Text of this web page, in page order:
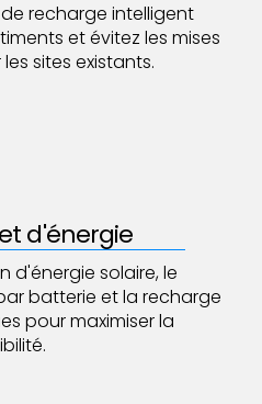
recharge intelligent
et évitez les mises
sites existants.
d'énergie
d'énergie solaire, le
batterie et la recharge
pour maximiser la